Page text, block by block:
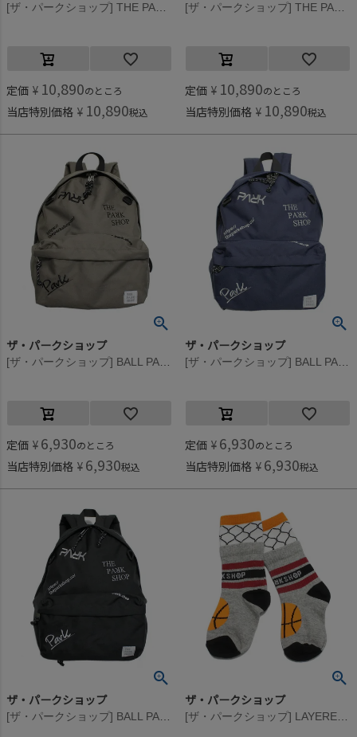
定価 ¥ 10,890のところ
当店特別価格 ¥ 10,890税込
定価 ¥ 10,890のところ
当店特別価格 ¥ 10,890税込
ザ・パークショップ
定価 ¥ 6,930のところ
当店特別価格 ¥ 6,930税込
ザ・パークショップ
定価 ¥ 6,930のところ
当店特別価格 ¥ 6,930税込
ザ・パークショップ ザ・パークショップ